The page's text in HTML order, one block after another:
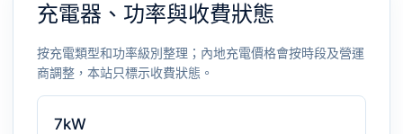
充電器、功率與收費狀態
按充電類型和功率級別整理；內地充電價格會按時段及營運
商調整，本站只標示收費狀態。
7kW